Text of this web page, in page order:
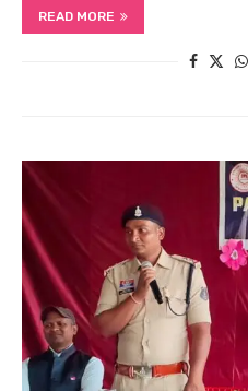
READ MORE